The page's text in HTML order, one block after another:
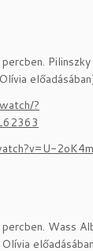
?
Wass